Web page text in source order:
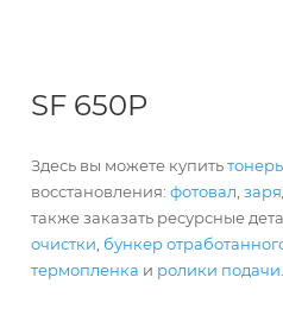
SF 650P
Здесь вы можете купить
восстановления:фотовал ,
также заказать ресурсные
очистки бункер
термопленка и ролики подачи